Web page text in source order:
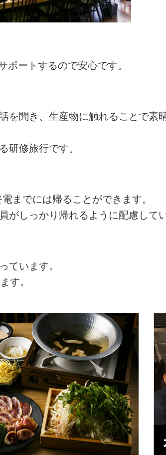
ポートするので安心です。
を聞き、生産物に触れることで素
研修旅行です。
までには帰ることができます。
がしっかり帰れるように配慮してい
ています。
す。